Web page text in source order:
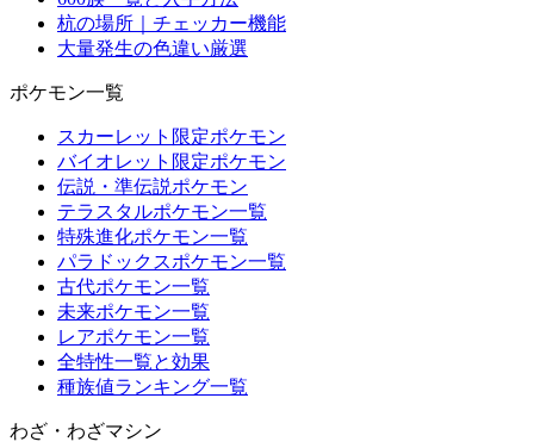
杭の場所｜チェッカー機能
大量発生の色違い厳選
ポケモン一覧
スカーレット限定ポケモン
バイオレット限定ポケモン
伝説・準伝説ポケモン
テラスタルポケモン一覧
特殊進化ポケモン一覧
パラドックスポケモン一覧
古代ポケモン一覧
未来ポケモン一覧
レアポケモン一覧
全特性一覧と効果
種族値ランキング一覧
わざ・わざマシン